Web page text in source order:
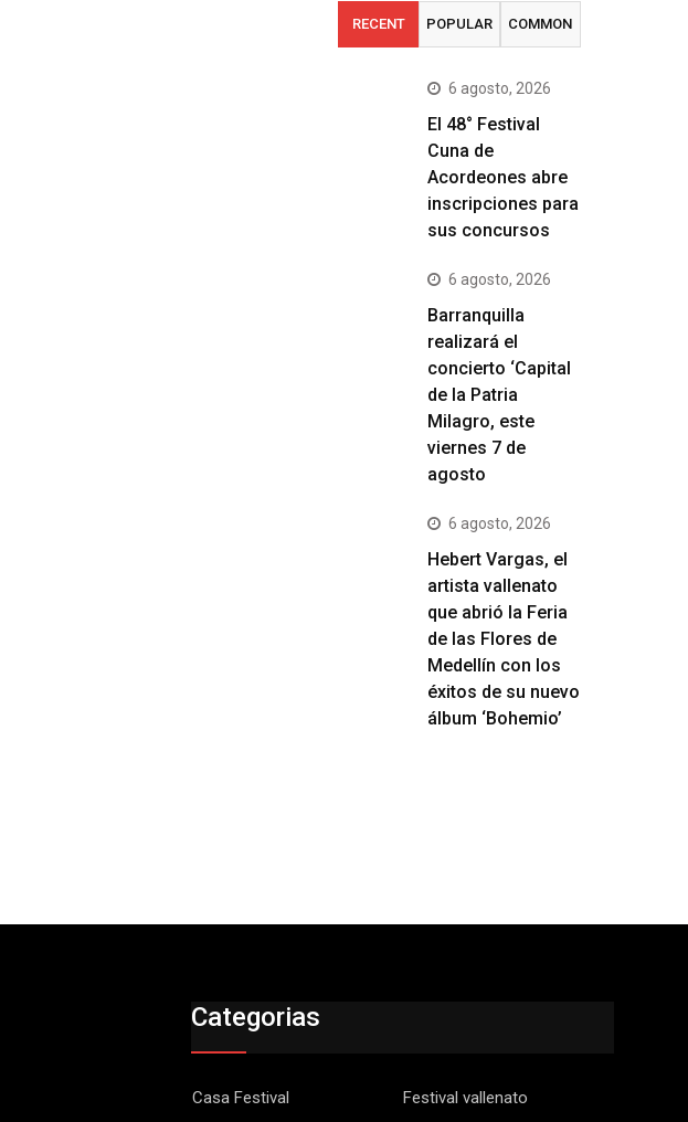
RECENT POPULAR COMMON
6 agosto, 2026
El 48° Festival
Cuna de
Acordeones abre
inscripciones para
sus concursos
6 agosto, 2026
Barranquilla
realizará el
concierto ‘Capital
de la Patria
Milagro, este
viernes 7 de
agosto
6 agosto, 2026
Hebert Vargas, el
artista vallenato
que abrió la Feria
de las Flores de
Medellín con los
éxitos de su nuevo
álbum ‘Bohemio’
Categorias
Casa Festival Festival vallenato